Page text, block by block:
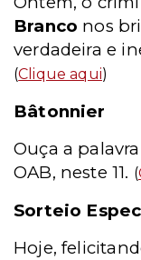
Branco nos
verdadeira e
(Clique aqui)
Bâtonnier
Ouça a
OAB, neste 11. (
Sorteio
Hoje,